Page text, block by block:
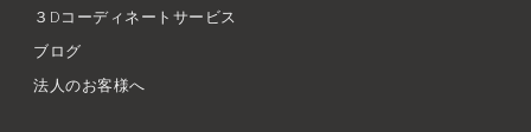
３Dコーディネートサービス
ブログ
法人のお客様へ